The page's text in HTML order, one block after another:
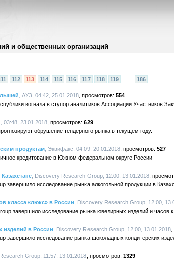
и общественных организаций
112 113 114 115 116 117 118 119 186
, АУЗ, 04:42, 25.01.2018
554
вогнала в ступор аналитиков Ассоциации Участников
03:48, 23.01.2018
629
обрушение тендерного рынка в текущем году.
продуктам , Эквифакс, 04:09, 20.01.2018
527
кредитование в Южном федеральном округе России
, Discovery Research Group, 12:00, 13.01.2018
завершило исследование рынка алкогольной продукции в
класса «люкс» в России , Discovery Research Group, 12:00,
завершило исследование рынка ювелирных изделий и часов
изделий в России , Discovery Research Group, 12:00, 13.01.2018
завершило исследование рынка шоколадных кондитерских
Group, 11:57, 13.01.2018
1329